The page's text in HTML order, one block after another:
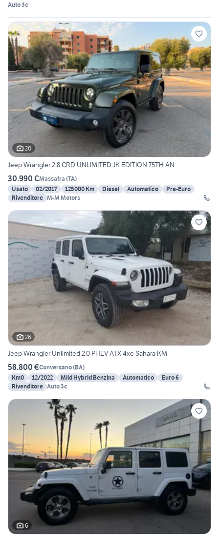
Auto 3c
20
Jeep Wrangler 2.8 CRD UNLIMITED JK EDITION 75TH AN
30.990 €Massafra (TA)
Usato
02/2017 125000 Km Diesel Automatico
Pre-Euro
Rivenditore M-M Motors
26
Jeep Wrangler Unlimited 2.0 PHEV ATX 4xe Sahara KM
58.800 €Conversano(BA)
Km0
12/2022 Mild Hybrid Benzina Automatico
Euro 6
Rivenditore Auto 3c
6